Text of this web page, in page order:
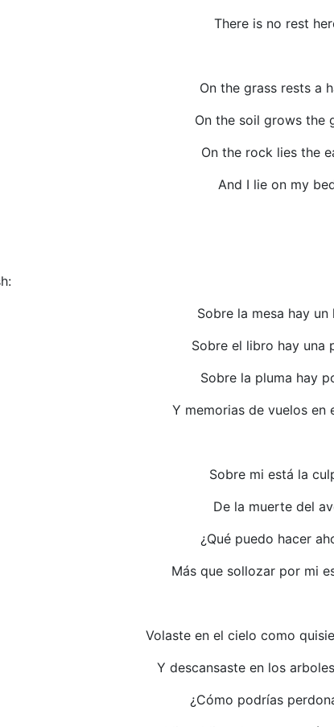
There is no rest
On the grass rests a
On the soil grows the
On the rock lies the
And I lie on my
Sobre la mesa hay un
Sobre el libro hay una
Sobre la pluma hay
Y memorias de vuelos en
Sobre mi está la
De la muerte del
¿Qué puedo hacer
Más que sollozar por mi
Volaste en el cielo como
Y descansaste en los
¿Cómo podrías